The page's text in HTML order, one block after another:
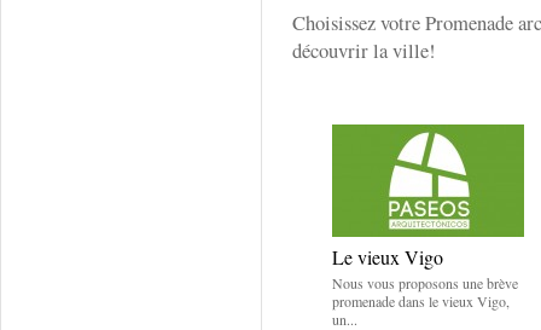
Choisissez votre Promenade
découvrir la ville!
Le vieux Vigo
Nous vous proposons une brève
promenade dans le vieux Vigo,
un...